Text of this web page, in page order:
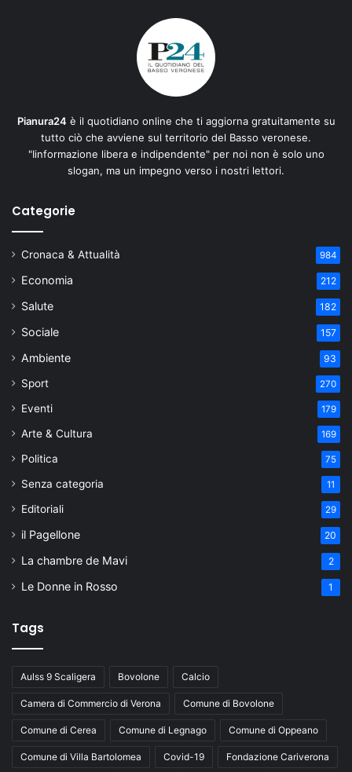
Pianura24 è il quotidiano online che ti aggiorna gratuitamente su
tutto ciò che avviene sul territorio del Basso veronese.
"Iinformazione libera e indipendente" per noi non è solo uno
slogan, ma un impegno verso i nostri lettori.
Categorie
Cronaca & Attualità 984
Economia 212
Salute 182
Sociale 157
Ambiente 93
Sport 270
Eventi 179
Arte & Cultura 169
Politica 75
Senza categoria 11
Editoriali 29
il Pagellone 20
La chambre de Mavi 2
Le Donne in Rosso 1
Tags
Aulss 9 Scaligera Bovolone Calcio
Camera di Commercio di Verona Comune di Bovolone
Comune di Cerea Comune di Legnago Comune di Oppeano
Comune di Villa Bartolomea Covid-19 Fondazione Cariverona